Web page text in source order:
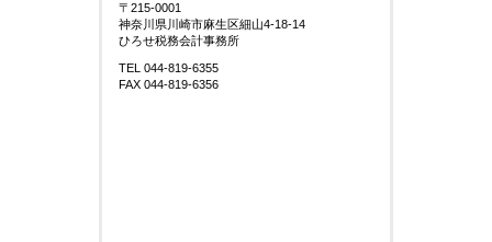
〒215-0001
神奈川県川崎市麻生区細山4-18-14
ひろせ税務会計事務所
TEL 044-819-6355
FAX 044-819-6356